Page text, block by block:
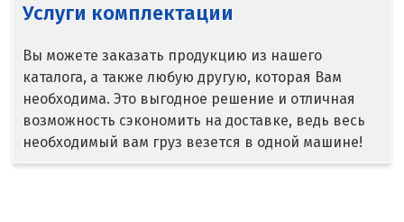
Воронеж
Воскресенск
Дегтярск
Дмитров
Услуги комплектации
Вы можете заказать продукцию из нашего
каталога, а также любую другую, которая Вам
необходима. Это выгодное решение и отличная
возможность сэкономить на доставке, ведь весь
необходимый вам груз везется в одной машине!